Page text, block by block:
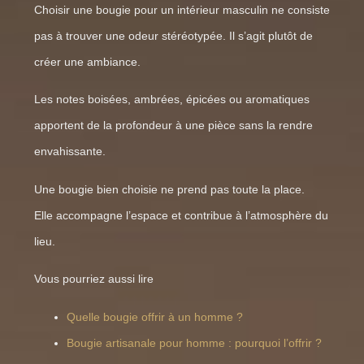
Choisir une bougie pour un intérieur masculin ne consiste
pas à trouver une odeur stéréotypée. Il s’agit plutôt de
créer une ambiance.
Les notes boisées, ambrées, épicées ou aromatiques
apportent de la profondeur à une pièce sans la rendre
envahissante.
Une bougie bien choisie ne prend pas toute la place.
Elle accompagne l’espace et contribue à l’atmosphère du
lieu.
Vous pourriez aussi lire
Quelle bougie offrir à un homme ?
Bougie artisanale pour homme : pourquoi l’offrir ?